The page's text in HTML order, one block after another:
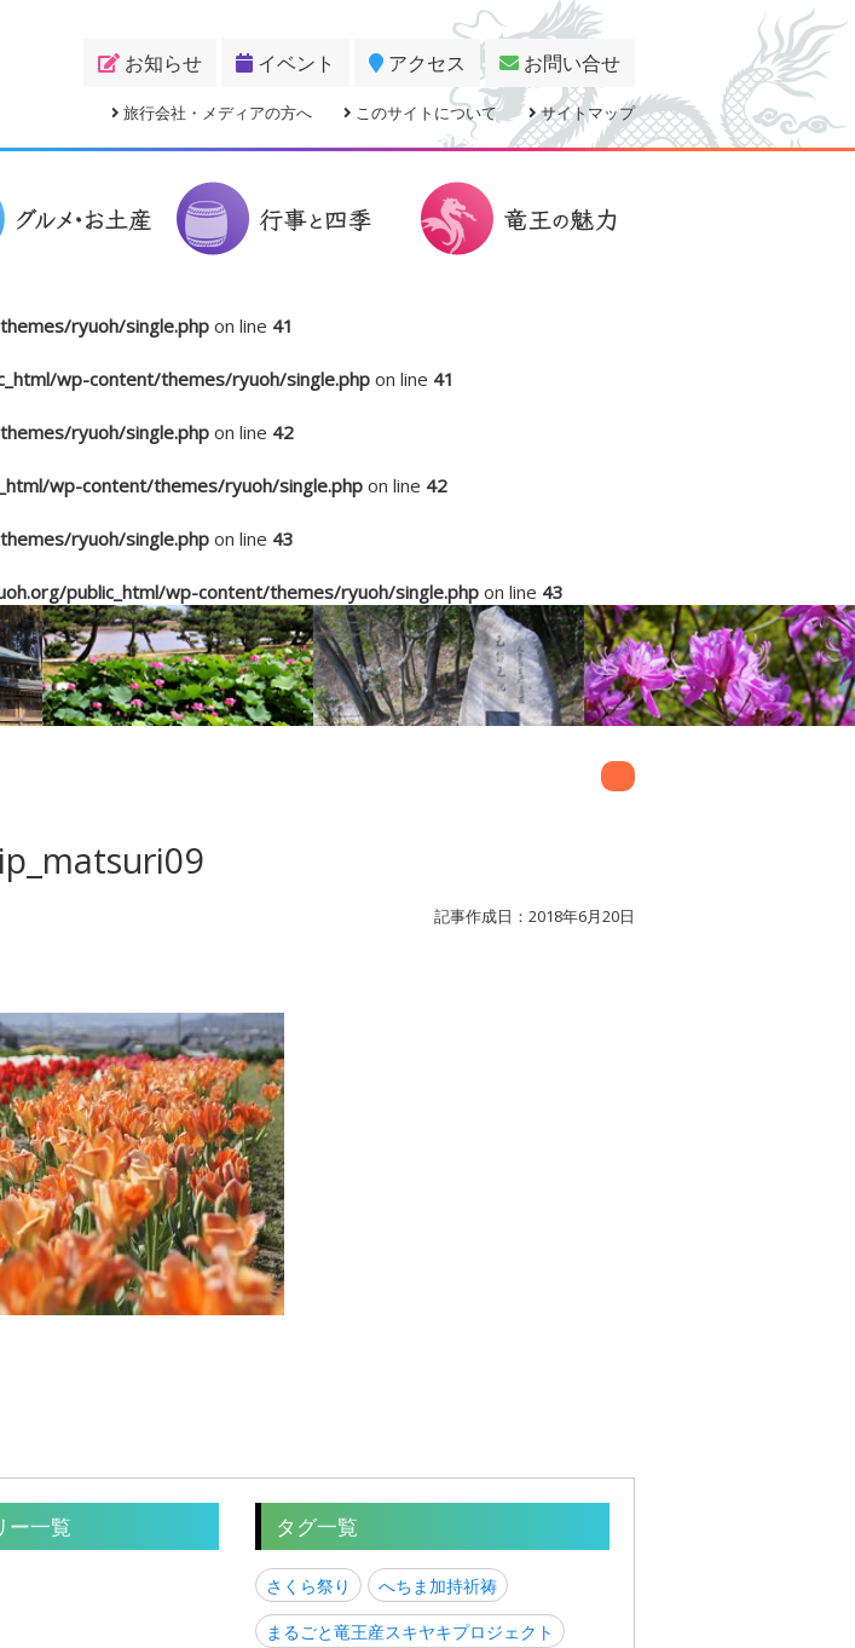
お知らせ イベント アクセス お問い合せ
旅行会社・メディアの方へ このサイトについて サイトマップ
ryuoh/single.php on line 41
wp-content/themes/ryuoh/single.phpon line 41
ryuoh/single.php on line 42
wp-content/themes/ryuoh/single.phpon line 42
ryuoh/single.php on line 43
public_html/wp-content/themes/ryuoh/single.php on line 43
記事作成日：2018年6月20日
ー一覧 タグ一覧
さくら祭り
へちま加持祈祷
まるごと竜王産スキヤキプロジェクト